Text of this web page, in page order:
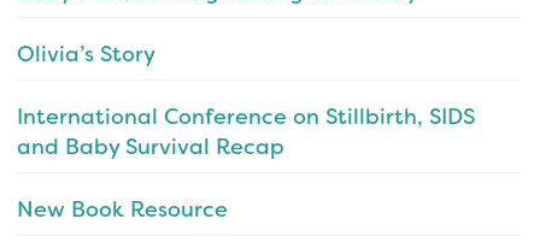
Olivia’s Story
International Conference on Stillbirth, SIDS
and Baby Survival Recap
New Book Resource